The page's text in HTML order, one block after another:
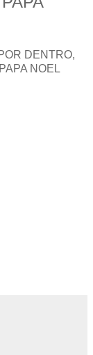
DENTRO,
NOEL